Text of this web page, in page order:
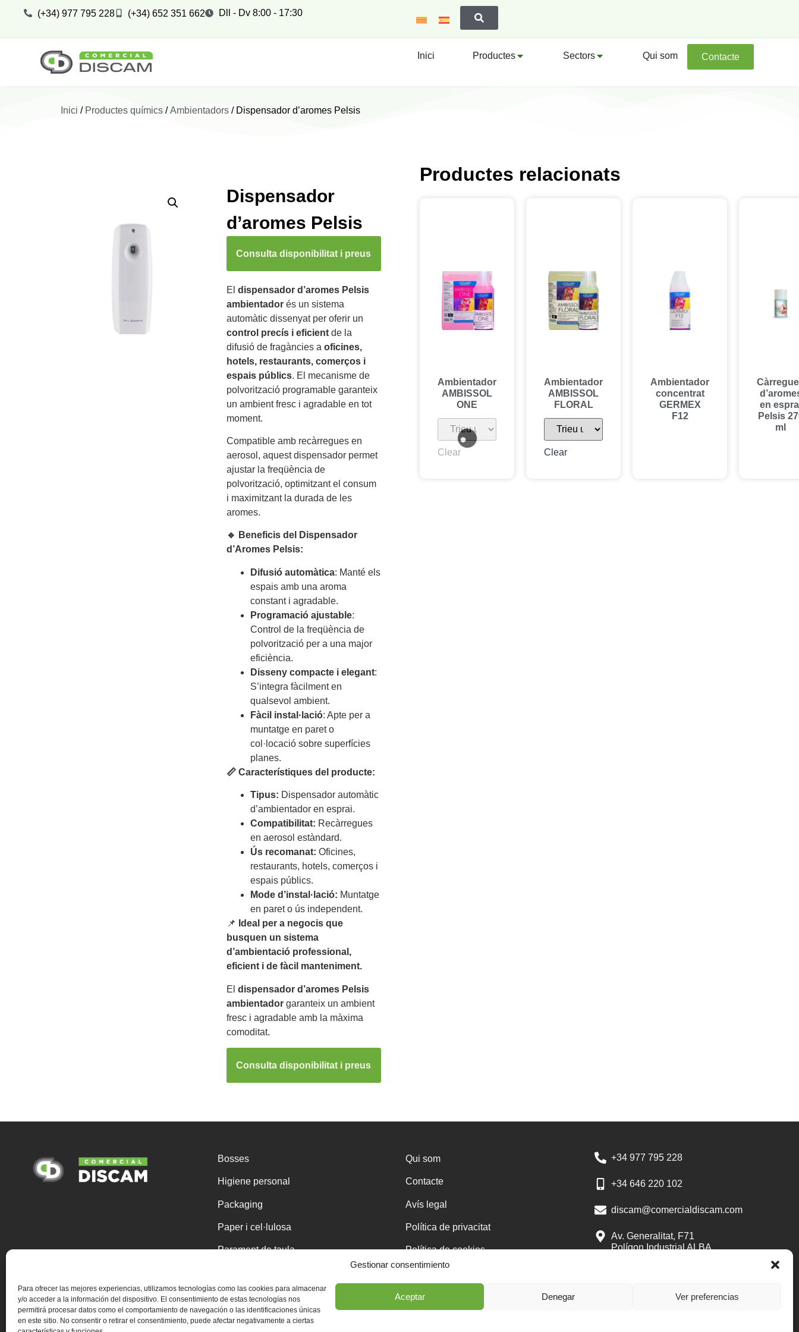
Gestionar consentimiento
Para ofrecer las mejores experiencias, utilizamos tecnologías como las cookies para almacenar
y/o acceder a la información del dispositivo. El consentimiento de estas tecnologías nos
permitirá procesar datos como el comportamiento de navegación o las identificaciones únicas
en este sitio. No consentir o retirar el consentimiento, puede afectar negativamente a ciertas
Aceptar Denegar Ver preferencias
(+34) 977 795 228 (+34) 652 351 662 Dll - Dv 8:00 - 17:30
Inici Productes Sectors Qui som Contacte
Inici / Productes químics /Ambientadors / Dispensador d’aromes Pelsis
Dispensador
d’aromes Pelsis
Consulta disponibilitat i preus
El dispensador d’aromes Pelsis
ambientadorés un sistema
automàtic dissenyat per oferir un
control precís i eficientde la
difusió de fragàncies a oficines,
hotels, restaurants, comerços i
espais públics. El mecanisme de
polvorització programable garanteix
un ambient fresc i agradable en tot
moment.
Compatible amb recàrregues en
aerosol, aquest dispensador permet
ajustar la freqüència de
polvorització, optimitzant el consum
i maximitzant la durada de les
aromes.
🔹 Beneficis del Dispensador
d’Aromes Pelsis:
Difusió automàtica: Manté els
espais amb una aroma
constant i agradable.
Programació ajustable:
Control de la freqüència de
polvorització per a una major
eficiència.
Disseny compacte i elegant:
S’integra fàcilment en
qualsevol ambient.
Fàcil instal·lació: Apte per a
muntatge en paret o
col·locació sobre superfícies
planes.
📏 Característiques del producte:
Tipus: Dispensador automàtic
d’ambientador en esprai.
Compatibilitat: Recàrregues
en aerosol estàndard.
Ús recomanat: Oficines,
restaurants, hotels, comerços i
espais públics.
Mode d’instal·lació: Muntatge
en paret o ús independent.
📌 Ideal per a negocis que
busquen un sistema
d’ambientació professional,
eficient i de fàcil manteniment.
El dispensador d’aromes Pelsis
ambientadorgaranteix un ambient
fresc i agradable amb la màxima
comoditat.
Consulta disponibilitat i preus
Productes relacionats
Ambientador
AMBISSOL
ONE
Clear
Ambientador
AMBISSOL
FLORAL
Clear
Ambientador
concentrat
GERMEX
F12
en
Pelsis
ml
Bosses
Higiene personal
Packaging
Paper i cel·lulosa
Parament de taula
Un sol ús
Útils de neteja
Qui som
Contacte
Avís legal
Política de privacitat
Política de cookies
+34 977 795 228
+34 646 220 102
discam@comercialdiscam.com
Av. Generalitat, F71
Polígon Industrial ALBA